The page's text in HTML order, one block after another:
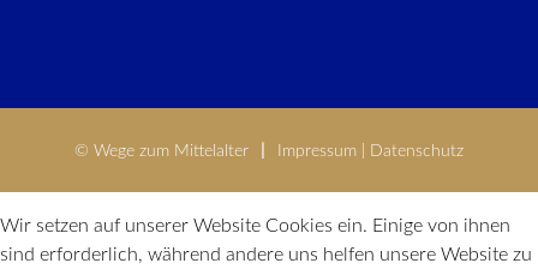
© Wege zum Mittelalter Impressum Datenschutz
Wir setzen auf unserer Website Cookies ein. Einige von ihnen
sind erforderlich, während andere uns helfen unsere Website zu